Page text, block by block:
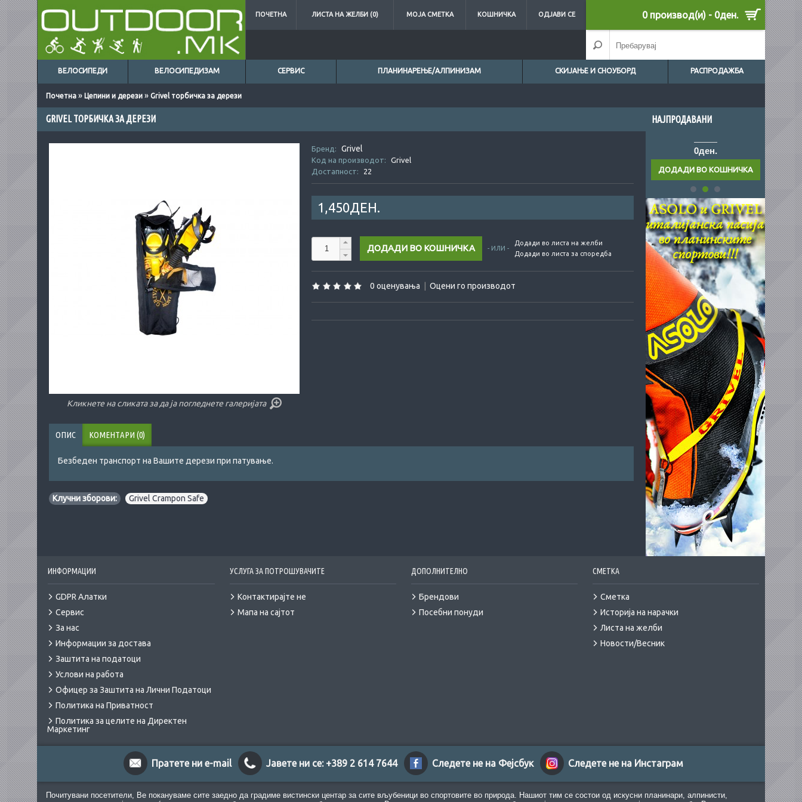
ПОЧЕТНА ЛИСТА НА ЖЕЛБИ (0) МОЈА СМЕТКА КОШНИЧКА ОДЈАВИ СЕ 0 производ(и) - 0ден.
ВЕЛОСИПЕДИ ВЕЛОСИПЕДИЗАМ СЕРВИС ПЛАНИНАРЕЊЕ/АЛПИНИЗАМ СКИЈАЊЕ И СНОУБОРД РАСПРОДАЖБА
Почетна » Цепини и дерези » Grivel торбичка за дерези
НАЈПРОДАВАНИ
0ден.
GRIVEL ТОРБИЧКА ЗА ДЕРЕЗИ
Кликнете на сликата за да ја погледнете галеријата
Бренд: Grivel
Код на производот:
Grivel
Достапност:
22
1,450ДЕН.
- ИЛИ -
Додади во листа на желби
Додади во листа за споредба
0 оценувања Оцени го производот
ОПИС КОМЕНТАРИ (0)
Безбеден транспорт на Вашите дерези при патување.
Клучни зборови: Grivel Crampon Safe
ИНФОРМАЦИИ
GDPR Алатки
Сервис
За нас
Информации за достава
Заштита на податоци
Услови на работа
Офицер за Заштита на Лични Податоци
Политика на Приватност
Политика за целите на Директен
Маркетинг
УСЛУГА ЗА ПОТРОШУВАЧИТЕ
Контактирајте не
Мапа на сајтот
ДОПОЛНИТЕЛНО
Брендови
Посебни понуди
СМЕТКА
Сметка
Историја на нарачки
Листа на желби
Новости/Весник
Пратете ни e-mail Јавете ни се: +389 2 614 7644 Следете не на Фејсбук Следете не на Инстаграм
Почитувани посетители, Ве покануваме сите заедно да градиме вистински центар за сите вљубеници во спортовите во природа. Нашиот тим се состои од искусни планинари, алпинисти,